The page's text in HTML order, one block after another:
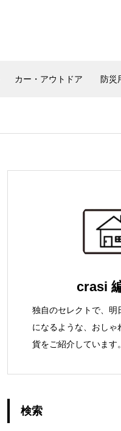
カー・アウトドア 防災
crasi
独自のセレクトで、明
になるような、おしゃ
貨をご紹介しています。
検索